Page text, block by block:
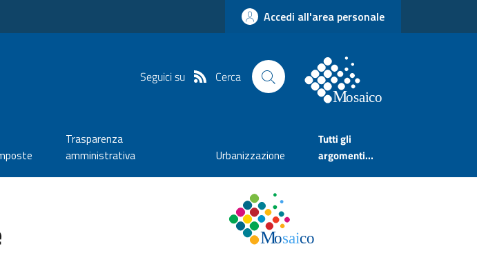
Accedi all'area personale
Seguici su Cerca
Trasparenza
amministrativa
Urbanizzazione
Tutti gli
argomenti...